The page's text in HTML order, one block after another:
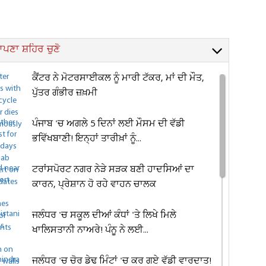
ਸ਼ਹਿਰ ਚੁਣੋ
ਕੈਂਟਰ ਨੇ ਮੋਟਰਸਾਈਕਲ ਨੂੰ ਮਾਰੀ ਟੱਕਰ, ਮਾਂ ਦੀ ਮੌਤ,
ਪੁੱਤਰ ਗੰਭੀਰ ਜ਼ਖ਼ਮੀ
ਪੰਜਾਬ 'ਚ ਅਗਲੇ 5 ਦਿਨਾਂ ਲਈ ਮੌਸਮ ਦੀ ਵੱਡੀ
ਭਵਿੱਖਬਾਣੀ! ਇਨ੍ਹਾਂ ਤਾਰੀਖ਼ਾਂ ਨੂੰ...
ਟਰਾਂਸਪੋਰਟ ਨਗਰ ਨੇੜੇ ਸੜਕ ਬਣੀ ਹਾਦਸਿਆਂ ਦਾ
ਕਾਰਨ, ਪ੍ਰੇਸ਼ਾਨ ਹੋ ਰਹੇ ਵਾਹਨ ਚਾਲਕ
ਜਲੰਧਰ 'ਚ ਸਕੂਲ ਦੀਆਂ ਕੰਧਾਂ 'ਤੇ ਲਿਖੇ ਮਿਲੇ
ਖਾਲਿਸਤਾਨੀ ਨਾਅਰੇ! ਪੰਨੂ ਨੇ ਲਈ...
ਜਲੰਧਰ 'ਚ ਚੋਰ ਡੇਢ ਮਿੰਟਾਂ 'ਚ ਕਰ ਗਏ ਵੱਡੀ ਵਾਰਦਾਤ!